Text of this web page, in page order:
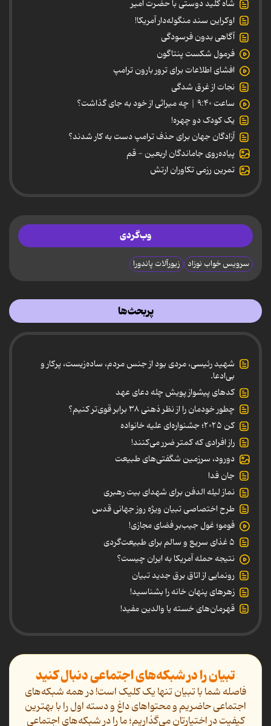
شاه کلید دوستی با حضرت امیر
اوکراین سند منگوله‌دار آمریکا!
آگاهی بدون فرسودگی
فرمول شکست پنتاگون
افشای اطلاعات برای ترور بارون ترامپ
نجات از غرق شدگی
ساعت ۹:۴۰ | چه میراثی از خود به جای گذاشت؟
یک کودک دو چهره!
آزادگان جهان برای حذف ترامپ دست به کار شدند؟
پیاده‌روی جاماندگان اربعین - قم
تمرین رزمی تکاوران ارتش
وب‌گردی
سرویس خواب نوزاد زیورآلات پاندورا
پربحث‌ها
شهید رئیسی، مردی بود از جنس مردم، ساده‌زیست، پرکار و
بی‌ادعا.
کدهای پیشواز پویش چله دعای عهد
چطور خودمان را از نظر ذهنی ۳۸ برابر قوی‌تر کنیم؟
کن ۲۰۲۵؛ جشنواره‌ای علیه خانواده
راز افرادی که کمتر ضرر می‌کنند!
دورود، سرزمین شگفتی‌های طبیعت
جان فدا
نماز لیله الدفن برای شهدای بیت رهبری
طرح اختصاصی تبیان ویژه روز جهانی قدس
فومو؛ غول جیب‌بر فضای مجازی!
۵ غذای سریع و سالم برای طبیعت‌گردی
نتیجه حمله آمریکا به ایران چیست؟
رونمایی از اتاق برق جدید تبیان
زهرهای پنهان خانه را بشناسید!
قهرمان‌های خسته یا والدین مفید!
تبیان را در شبکه‌های اجتماعی دنبال کنید
فاصله شما با تبیان تنها یک کلیک است! در همه شبکه‌های
اجتماعی حاضریم و محتواهای داغ و دسته اول را با بهترین
کیفیت در اختیارتان می‌گذاریم؛ ما را در شبکه‌های اجتماعی